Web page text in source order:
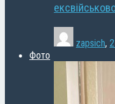
zapsich,
Фото